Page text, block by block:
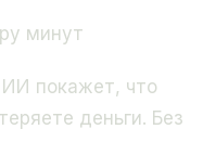
минут
покажет, что
деньги. Без